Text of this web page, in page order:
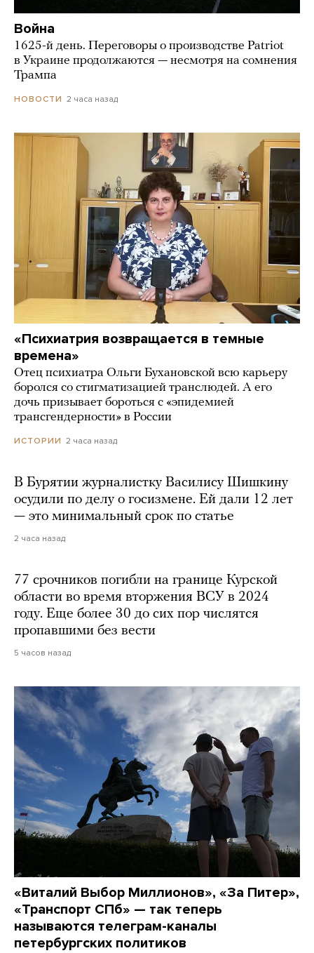
Война
1625-й день. Переговоры о производстве Patriot
в Украине продолжаются — несмотря на сомнения
Трампа
НОВОСТИ 2 часа назад
«Психиатрия возвращается в темные
времена»
Отец психиатра Ольги Бухановской всю карьеру
боролся со стигматизацией транслюдей. А его
дочь призывает бороться с «эпидемией
трансгендерности» в России
ИСТОРИИ 2 часа назад
В Бурятии журналистку Василису Шишкину
осудили по делу о госизмене. Ей дали 12 лет
— это минимальный срок по статье
2 часа назад
77 срочников погибли на границе Курской
области во время вторжения ВСУ в 2024
году. Еще более 30 до сих пор числятся
пропавшими без вести
5 часов назад
«Виталий Выбор Миллионов», «За Питер»,
«Транспорт СПб» — так теперь
называются телеграм-каналы
петербургских политиков